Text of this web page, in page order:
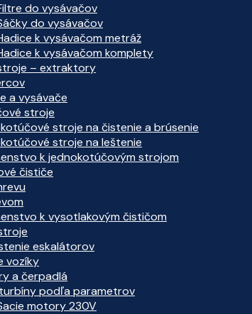
do vysávačov
do vysávačov
k vysávačom metráž
k vysávačom komplety
– extraktory
a vysávače
stroje
stroje na čistenie a brúsenie
stroje na leštenie
k jednokotúčovým strojom
čističe
k vysotlakovým čističom
eskalátorov
vozíky
a čerpadlá
podľa parametrov
motory 230V